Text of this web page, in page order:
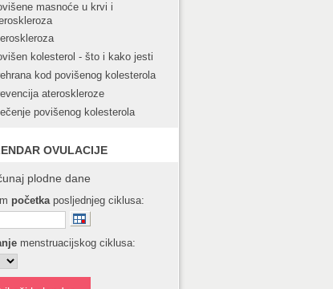
masnoće u krvi i
kolesterol - što i kako jesti
kod povišenog kolesterola
ateroskleroze
povišenog kolesterola
OVULACIJE
plodne dane
početkaposljednjeg ciklusa:
menstruacijskog ciklusa: